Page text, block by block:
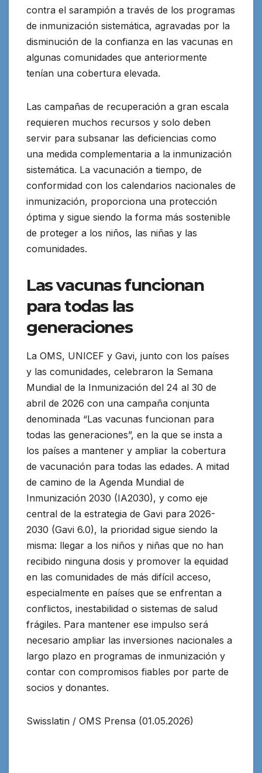
contra el sarampión a través de los programas
de inmunización sistemática, agravadas por la
disminución de la confianza en las vacunas en
algunas comunidades que anteriormente
tenían una cobertura elevada.
Las campañas de recuperación a gran escala
requieren muchos recursos y solo deben
servir para subsanar las deficiencias como
una medida complementaria a la inmunización
sistemática. La vacunación a tiempo, de
conformidad con los calendarios nacionales de
inmunización, proporciona una protección
óptima y sigue siendo la forma más sostenible
de proteger a los niños, las niñas y las
comunidades.
Las vacunas funcionan
para todas las
generaciones
La OMS, UNICEF y Gavi, junto con los países
y las comunidades, celebraron la Semana
Mundial de la Inmunización del 24 al 30 de
abril de 2026 con una campaña conjunta
denominada “Las vacunas funcionan para
todas las generaciones”, en la que se insta a
los países a mantener y ampliar la cobertura
de vacunación para todas las edades. A mitad
de camino de la Agenda Mundial de
Inmunización 2030 (IA2030), y como eje
central de la estrategia de Gavi para 2026-
2030 (Gavi 6.0), la prioridad sigue siendo la
misma: llegar a los niños y niñas que no han
recibido ninguna dosis y promover la equidad
en las comunidades de más difícil acceso,
especialmente en países que se enfrentan a
conflictos, inestabilidad o sistemas de salud
frágiles. Para mantener ese impulso será
necesario ampliar las inversiones nacionales a
largo plazo en programas de inmunización y
contar con compromisos fiables por parte de
socios y donantes.
Swisslatin / OMS Prensa (01.05.2026)